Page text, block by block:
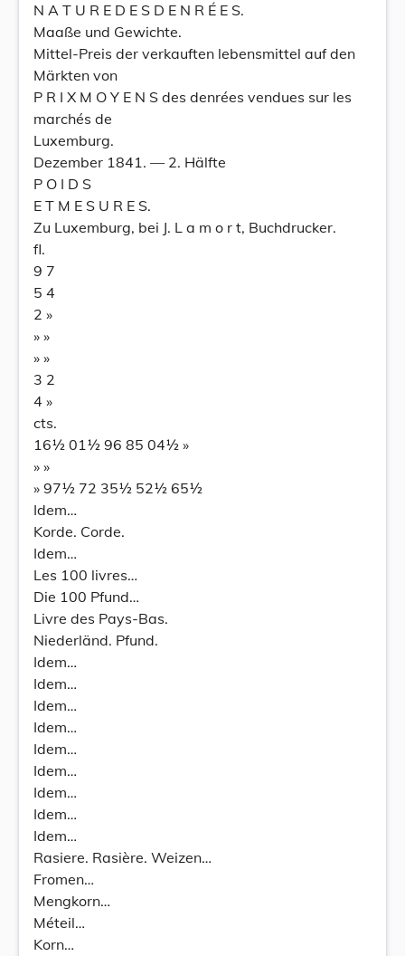
N A T U R E D E S D E N R É E S.
Maaße und Gewichte.
Mittel-Preis der verkauften lebensmittel auf den
Märkten von
P R I X M O Y E N S des denrées vendues sur les
marchés de
Luxemburg.
Dezember 1841. — 2. Hälfte
P O I D S
E T M E S U R E S.
Zu Luxemburg, bei J. L a m o r t, Buchdrucker.
fl.
9 7
5 4
2 »
» »
» »
3 2
4 »
cts.
16½ 01½ 96 85 04½ »
» »
» 97½ 72 35½ 52½ 65½
Idem…
Korde. Corde.
Idem…
Les 100 livres…
Die 100 Pfund…
Livre des Pays-Bas.
Niederländ. Pfund.
Idem…
Idem…
Idem…
Idem…
Idem…
Idem…
Idem…
Idem…
Idem…
Rasiere. Rasière. Weizen…
Fromen…
Mengkorn…
Méteil…
Korn…